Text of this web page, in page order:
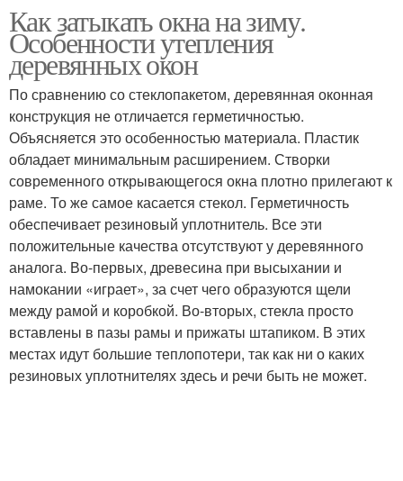
Как затыкать окна на зиму.
Особенности утепления
деревянных окон
По сравнению со стеклопакетом, деревянная оконная
конструкция не отличается герметичностью.
Объясняется это особенностью материала. Пластик
обладает минимальным расширением. Створки
современного открывающегося окна плотно прилегают к
раме. То же самое касается стекол. Герметичность
обеспечивает резиновый уплотнитель. Все эти
положительные качества отсутствуют у деревянного
аналога. Во-первых, древесина при высыхании и
намокании «играет», за счет чего образуются щели
между рамой и коробкой. Во-вторых, стекла просто
вставлены в пазы рамы и прижаты штапиком. В этих
местах идут большие теплопотери, так как ни о каких
резиновых уплотнителях здесь и речи быть не может.